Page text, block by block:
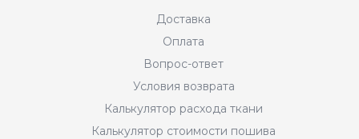
Доставка
Оплата
Вопрос-ответ
Условия возврата
Калькулятор расхода ткани
Калькулятор стоимости пошива